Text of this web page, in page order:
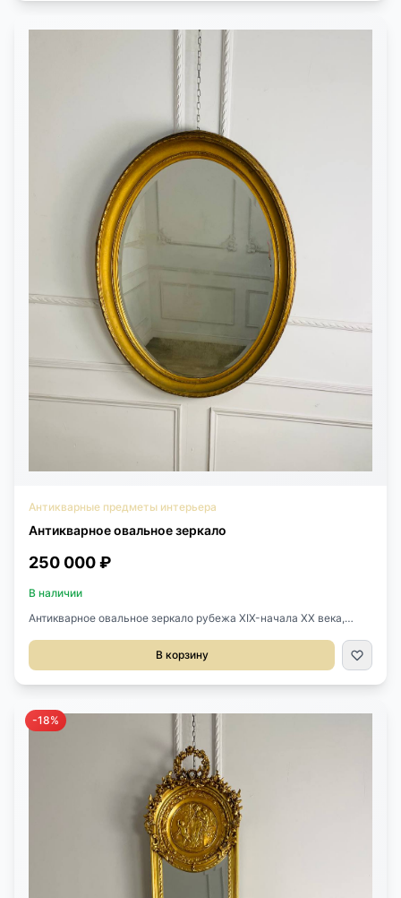
Антикварные предметы интерьера
Антикварное овальное зеркало
250 000 ₽
В наличии
Антикварное овальное зеркало рубежа XIX-начала XX века,
97х120h см.
В корзину
-18%